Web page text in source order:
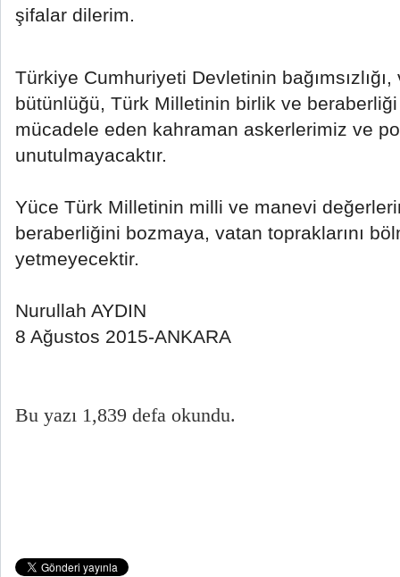
şifalar dilerim.
Türkiye Cumhuriyeti Devletinin
bütünlüğü, Türk Milletinin birlik ve
mücadele eden kahraman askerlerimiz ve
unutulmayacaktır.
Yüce Türk Milletinin milli ve manevi
beraberliğini bozmaya, vatan topraklarını
yetmeyecektir.
Nurullah AYDIN
8 Ağustos 2015-ANKARA
Bu yazı 1,839 defa okundu.